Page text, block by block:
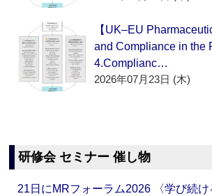
【UK–EU
and Compliance in the
4.Complianc…
2026年07月23日 (木)
研修会 セミナー 催し物
21日にMRフォーラム2026 〈学び続け